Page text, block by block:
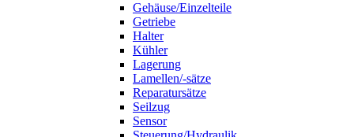
Gehäuse/Einzelteile
Getriebe
Halter
Kühler
Lagerung
Lamellen/-sätze
Reparatursätze
Seilzug
Sensor